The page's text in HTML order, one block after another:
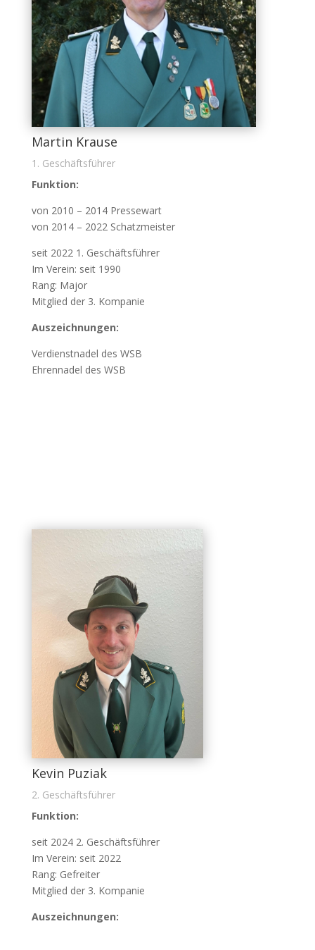
Martin Krause
1. Geschäftsführer
Funktion:
von 2010 – 2014 Pressewart
von 2014 – 2022 Schatzmeister
seit 2022 1. Geschäftsführer
Im Verein: seit 1990
Rang: Major
Mitglied der 3. Kompanie
Auszeichnungen:
Verdienstnadel des WSB
Ehrennadel des WSB
Kevin Puziak
2. Geschäftsführer
Funktion:
seit 2024 2. Geschäftsführer
Im Verein: seit 2022
Rang: Gefreiter
Mitglied der 3. Kompanie
Auszeichnungen: